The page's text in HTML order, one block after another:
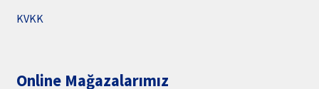
KVKK
Online Mağazalarımız